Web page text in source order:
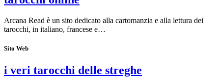
Arcana Read è un sito dedicato alla cartomanzia e alla lettura dei
tarocchi, in italiano, francese e…
Sito Web
i veri tarocchi delle streghe